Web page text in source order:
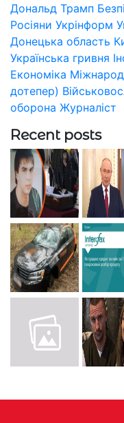
Дональд Трамп
Росіяни Укрінформ
Донецька область
Українська гривня
Економіка
дотепер)
оборона Журналіст
Recent posts